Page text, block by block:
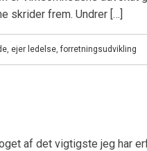
skrider frem. Undrer […]
, ejer ledelse,forretningsudvikling
af det vigtigste jeg har